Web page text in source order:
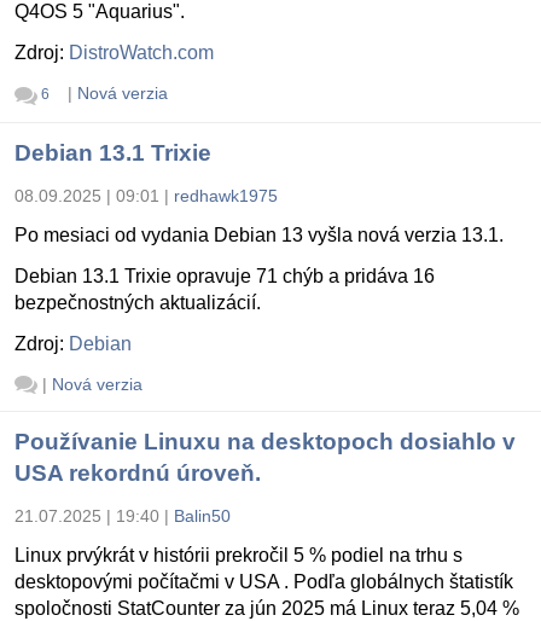
Q4OS 5 "Aquarius".
Zdroj: DistroWatch.com
6 | Nová verzia
Debian 13.1 Trixie
08.09.2025 | 09:01 | redhawk1975
Po mesiaci od vydania Debian 13 vyšla nová verzia 13.1.
Debian 13.1 Trixie opravuje 71 chýb a pridáva 16
bezpečnostných aktualizácií.
Zdroj: Debian
| Nová verzia
Používanie Linuxu na desktopoch dosiahlo v
USA rekordnú úroveň.
21.07.2025 | 19:40 | Balin50
Linux prvýkrát v histórii prekročil 5 % podiel na trhu s
desktopovými počítačmi v USA . Podľa globálnych štatistík
spoločnosti StatCounter za jún 2025 má Linux teraz 5,04 %